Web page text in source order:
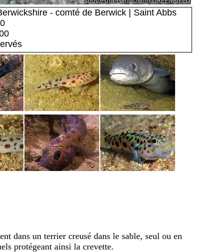
- comté de Berwick | Saint Abbs
dans un terrier creusé dans le sable, seul ou en
protégeant ainsi la crevette.